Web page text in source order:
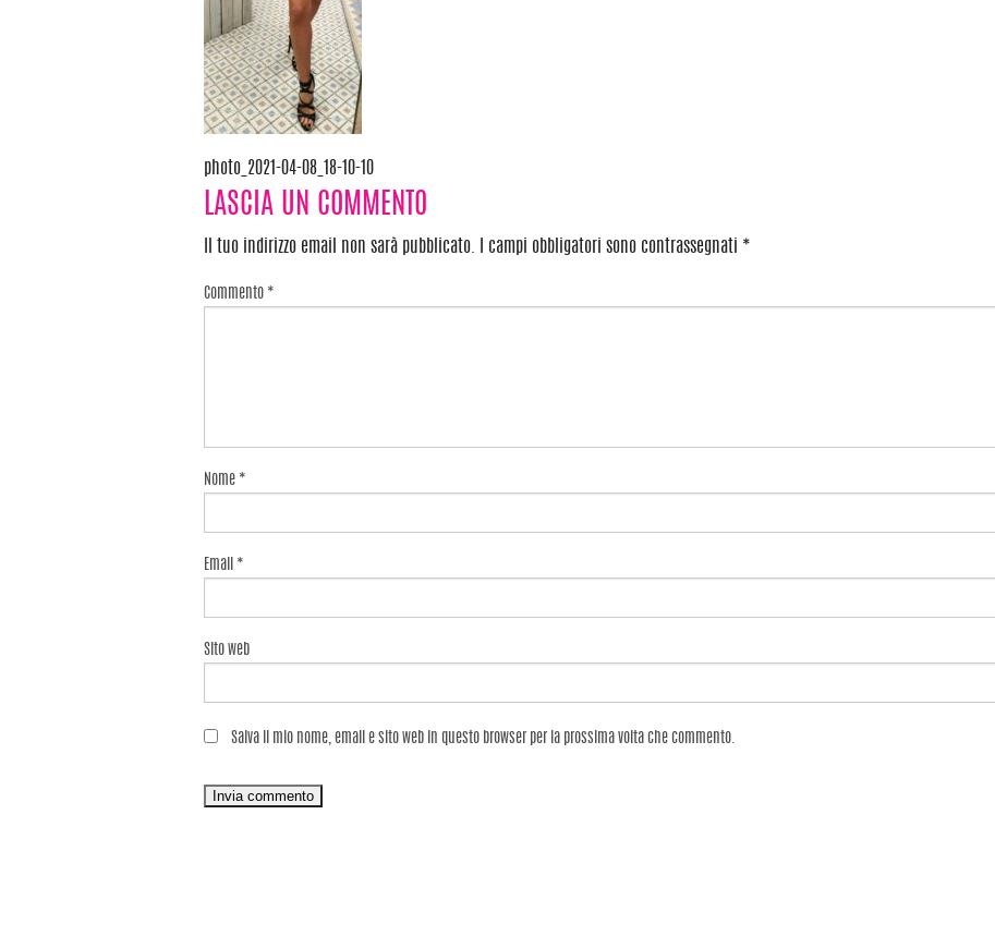
Navigazione
articoli
photo_2021-04-08_18-10-10
LASCIA UN COMMENTO
Il tuo indirizzo email non sarà pubblicato. I campi obbligatori sono contrassegnati *
Commento *
Nome *
Email *
Sito web
Salva il mio nome, email e sito web in questo browser per la prossima volta che commento.